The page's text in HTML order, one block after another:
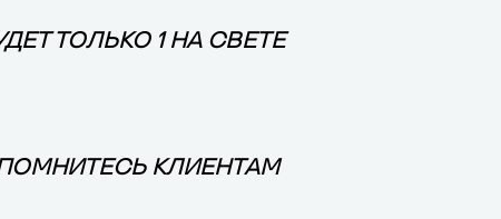
ТОЛЬКО 1 НА СВЕТЕ
КЛИЕНТАМ